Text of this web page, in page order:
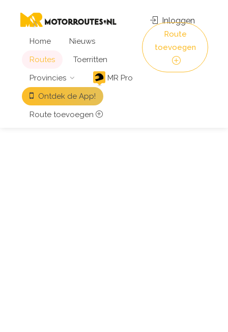
Home
Nieuws
Routes
Toerritten
Provincies
MR Pro
Ontdek de App!
Route toevoegen
Inloggen
Route
toevoegen